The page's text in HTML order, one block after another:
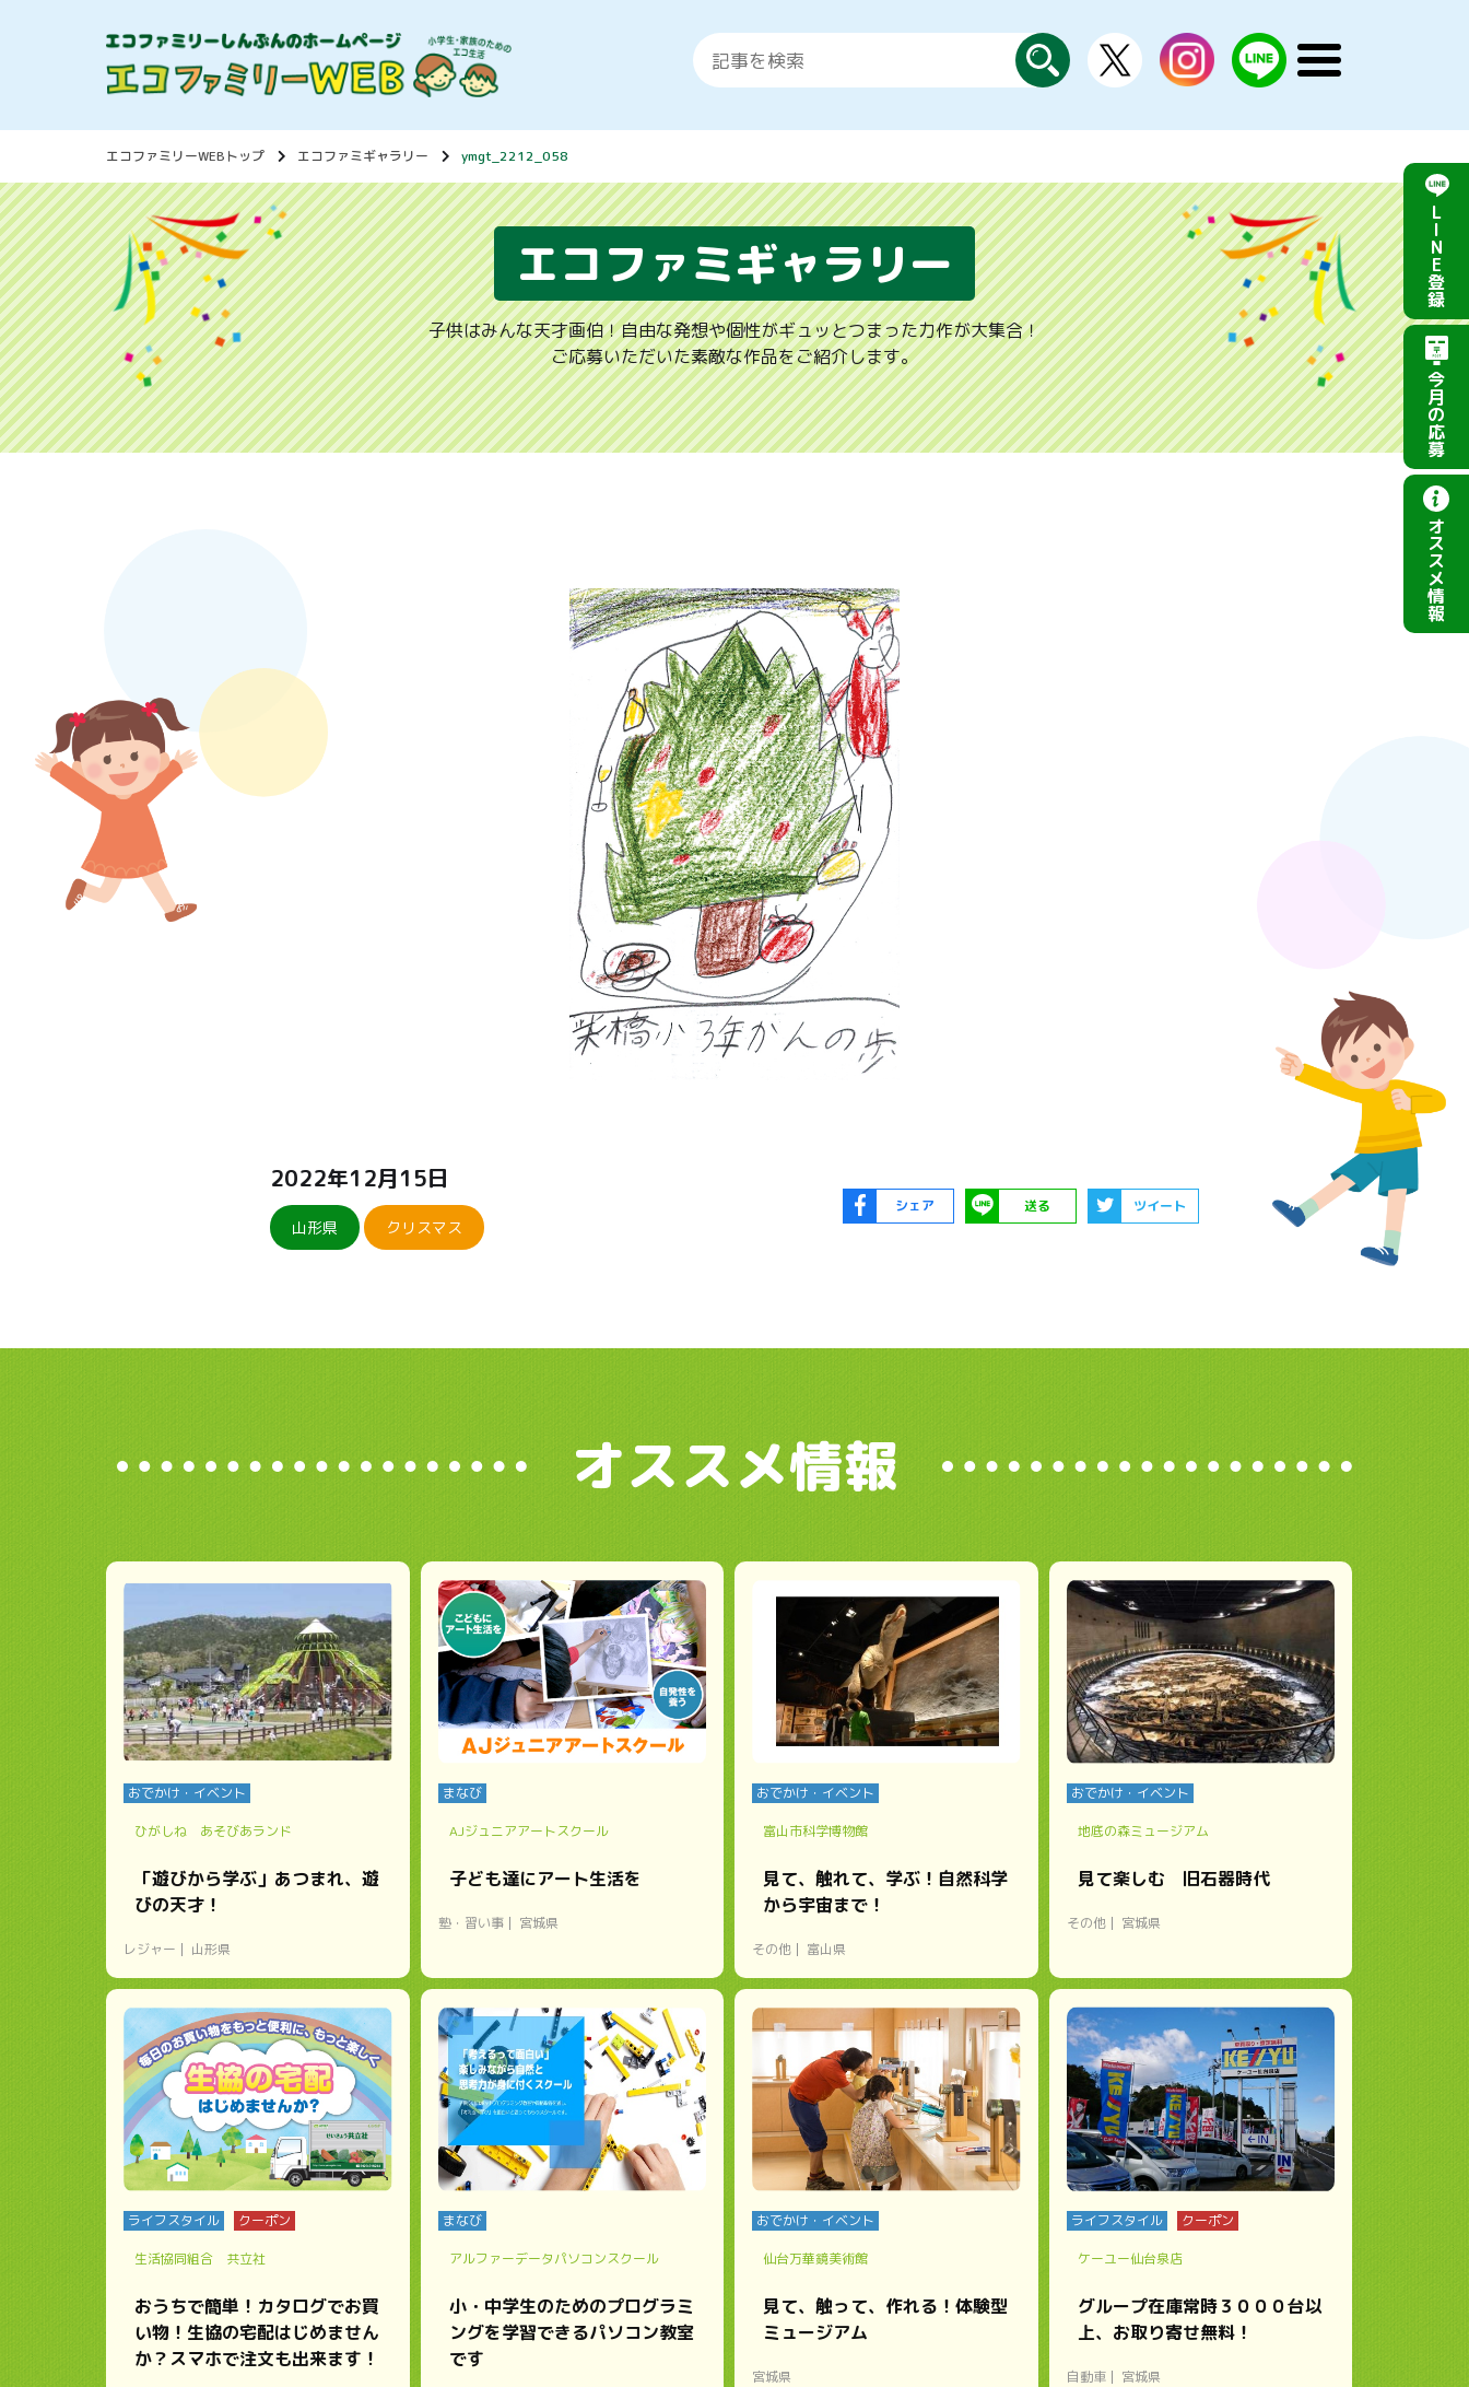
探
す
instagram LINE
公
メ
く
エコファミリーWEBトップ エコファミギャラリー ymgt_2212_058
エコファミギャラリー
子供はみんな天才画伯！自由な発想や個性がギュッとつまった力作が大集合！
ご応募いただいた素敵な作品をご紹介します。
2022年12月15日
山形県 クリスマス
シェア 送る ツイート
オススメ情報
おでかけ・イベント
ひがしね あそびあランド
「遊びから学ぶ」あつまれ、遊
びの天才！
レジャー 山形県
まなび
AJジュニアアートスクール
子ども達にアート生活を
塾・習い事 宮城県
おでかけ・イベント
富山市科学博物館
見て、触れて、学ぶ！自然科学
から宇宙まで！
その他 富山県
おでかけ・イベント
地底の森ミュージアム
見て楽しむ 旧石器時代
その他 宮城県
ライフスタイル クーポン
生活協同組合 共立社
おうちで簡単！カタログでお買
い物！生協の宅配はじめません
か？スマホで注文も出来ます！
まなび
アルファーデータパソコンスクール
小・中学生のためのプログラミ
ングを学習できるパソコン教室
です
おでかけ・イベント
仙台万華鏡美術館
見て、触って、作れる！体験型
ミュージアム
宮城県
ライフスタイル クーポン
ケーユー仙台泉店
グループ在庫常時３０００台以
上、お取り寄せ無料！
自動車 宮城県
L
I
N
E
登
録
今
月
の
応
募
オ
ス
ス
メ
情
報